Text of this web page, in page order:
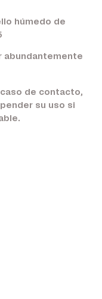
húmedo de
abundantemente
de contacto,
su uso si